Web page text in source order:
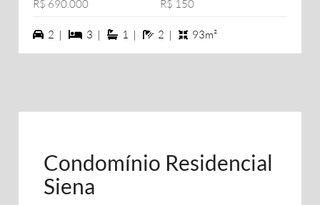
R$ 690.000 R$ 150
2 vagas na garagem
2 | 3 dormiórios
3 | 1 suítes
1 | 2 banheiros
2 | 93m²
Condomínio Residencial
Siena